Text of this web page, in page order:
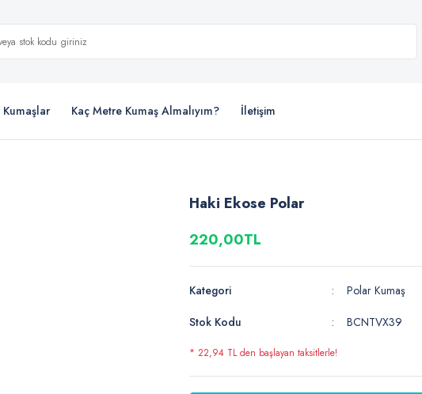
Kaç Metre Kumaş Almalıyım? İletişim
Haki Ekose Polar
220,00TL
Kategori
Polar Kumaş
Stok Kodu
BCNTVX39
* 22,94 TL den başlayan taksitlerle!